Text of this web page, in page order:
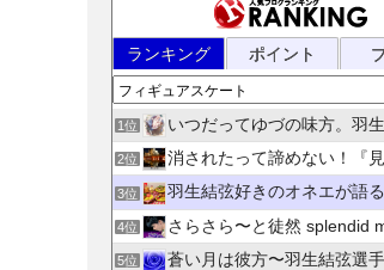
ランキング ポイント
1位 いつだってゆづの味方。羽生結弦選手応援団
2位 消されたって諦めない！『見上げれば、
3位 羽生結弦好きのオネエが語るフィギュ
4位 さらさら〜と徒然 splendid
5位 蒼い月は彼方〜羽生結弦選手と仲間たちの日々を